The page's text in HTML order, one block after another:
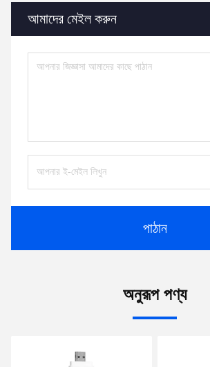
আমাদের মেইল ​​করুন
পাঠান
অনুরূপ পণ্য